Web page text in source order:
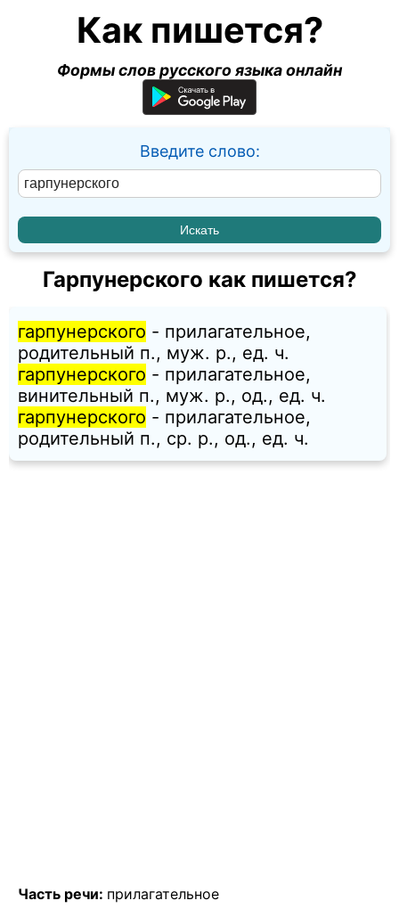
Как пишется?
Формы слов русского языка онлайн
Введите слово:
Гарпунерского как пишется?
гарпунерского - прилагательное,
родительный п., муж. p., ед. ч.
гарпунерского - прилагательное,
винительный п., муж. p., од., ед. ч.
гарпунерского - прилагательное,
родительный п., ср. p., од., ед. ч.
Часть речи: прилагательное